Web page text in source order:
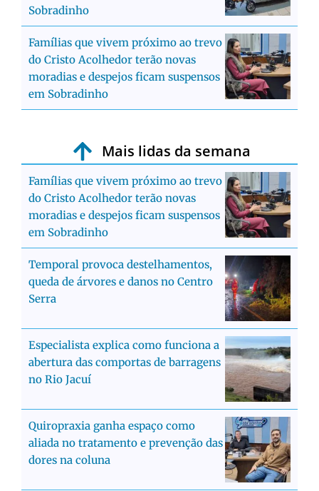
Sobradinho
Famílias que vivem próximo ao trevo
do Cristo Acolhedor terão novas
moradias e despejos ficam suspensos
em Sobradinho
Mais lidas da semana
Famílias que vivem próximo ao trevo
do Cristo Acolhedor terão novas
moradias e despejos ficam suspensos
em Sobradinho
Temporal provoca destelhamentos,
queda de árvores e danos no Centro
Serra
Especialista explica como funciona a
abertura das comportas de barragens
no Rio Jacuí
Quiropraxia ganha espaço como
aliada no tratamento e prevenção das
dores na coluna